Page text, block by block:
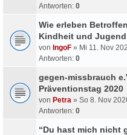
Antworten: 0
Wie erleben
Kindheit und
von IngoF » Mi 11. Nov
Antworten: 0
gegen-missbrauch
Präventionstag 2020
von Petra » So 8. Nov
Antworten: 0
“Du hast mich nicht